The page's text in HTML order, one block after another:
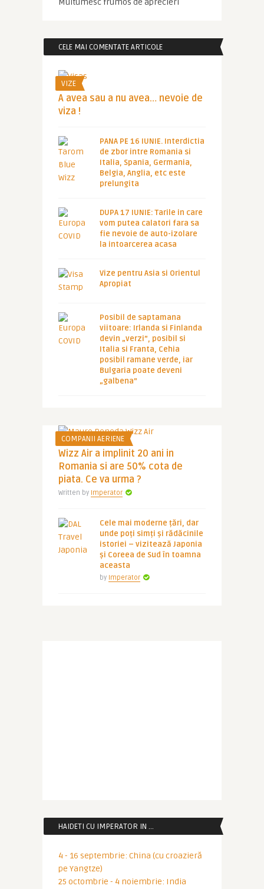
Multumesc frumos de aprecieri
CELE MAI COMENTATE ARTICOLE
VIZE
A avea sau a nu avea… nevoie de
viza !
PANA PE 16 IUNIE. Interdictia
de zbor intre Romania si
Italia, Spania, Germania,
Belgia, Anglia, etc este
prelungita
DUPA 17 IUNIE: Tarile in care
vom putea calatori fara sa
fie nevoie de auto-izolare
la intoarcerea acasa
Vize pentru Asia si Orientul
Apropiat
Posibil de saptamana
viitoare: Irlanda si Finlanda
devin „verzi”, posibil si
Italia si Franta, Cehia
posibil ramane verde, iar
Bulgaria poate deveni
„galbena”
COMPANII AERIENE
Wizz Air a implinit 20 ani in
Romania si are 50% cota de
piata. Ce va urma ?
Written by Imperator
Cele mai moderne țări, dar
unde poți simți și rădăcinile
istoriei – vizitează Japonia
și Coreea de Sud în toamna
aceasta
by Imperator
HAIDETI CU IMPERATOR IN …
4 - 16 septembrie: China (cu croazieră
pe Yangtze)
25 octombrie - 4 noiembrie: India